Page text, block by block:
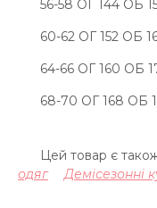
56-58 ОГ 144 ОБ
60-62 ОГ 152 ОБ
64-66 ОГ 160 ОБ
68-70 ОГ 168 ОБ
Цей товар є
одяг
Демісезонні